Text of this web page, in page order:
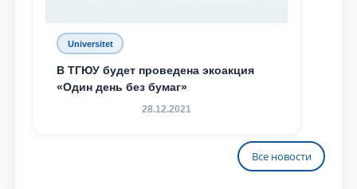
Universitet
В ТГЮУ будет проведена экоакция
«Один день без бумаг»
28.12.2021
Все новости